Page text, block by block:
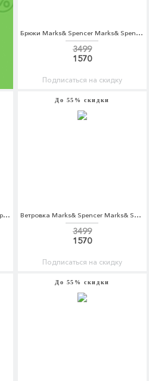
Брюки Marks& Spencer Marks& Spencer MA178EMALEA1
3499
1570
Подписаться на скидку
Рубашка Marks& Spencer Marks& Spencer MA178EWAQYT3
До 55% скидки
Ветровка Marks& Spencer Marks& Spencer MA178EMBJKZ3
3499
1570
Подписаться на скидку
До 55% скидки